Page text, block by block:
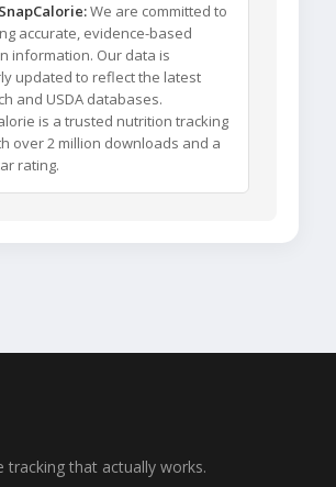
We are committed to
accurate, evidence-based
information. Our data is
updated to reflect the latest
and USDA databases.
is a trusted nutrition tracking
over 2 million downloads and a
rating.
tracking that actually works.